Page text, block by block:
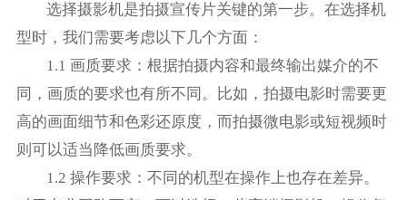
选择摄影机是拍摄宣传片关键的第一步。在选择机
型时，我们需要考虑以下几个方面：
1.1 画质要求：根据拍摄内容和最终输出媒介的不
同，画质的要求也有所不同。比如，拍摄电影时需要更
高的画面细节和色彩还原度，而拍摄微电影或短视频时
则可以适当降低画质要求。
1.2 操作要求：不同的机型在操作上也存在差异。